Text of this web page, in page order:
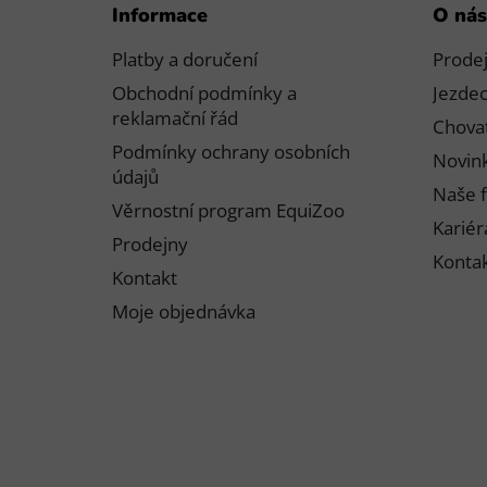
Informace
Platby a doručení
Obchodní podmínky a
reklamační řád
Podmínky ochrany osobních
údajů
Věrnostní program EquiZoo
Prodejny
Kontakt
Moje objednávka
O nás
Naše